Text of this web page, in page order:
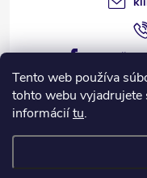
Tento web používa
tohto webu
informáciítu.
i
e
https://